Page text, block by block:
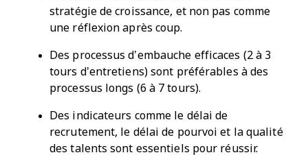
stratégie de croissance, et non pas comme
une réflexion après coup.
Des processus d’embauche efficaces (2 à 3
tours d’entretiens) sont préférables à des
processus longs (6 à 7 tours).
Des indicateurs comme le délai de
recrutement, le délai de pourvoi et la qualité
des talents sont essentiels pour réussir.